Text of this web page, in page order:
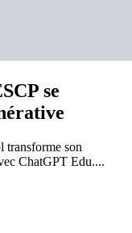
se
transforme son
ChatGPT Edu....